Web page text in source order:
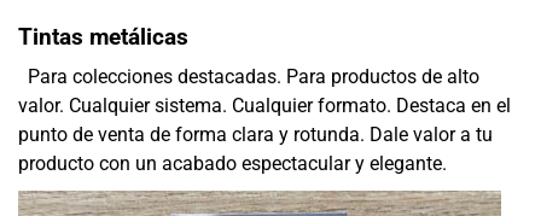
Tintas metálicas
Para colecciones destacadas. Para productos de alto
valor. Cualquier sistema. Cualquier formato. Destaca en el
punto de venta de forma clara y rotunda. Dale valor a tu
producto con un acabado espectacular y elegante.